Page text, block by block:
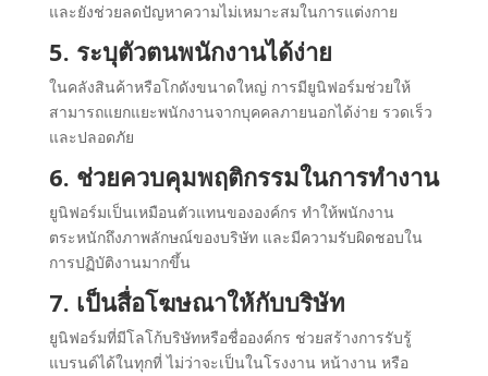
และยังช่วยลดปัญหาความไม่เหมาะสมในการแต่งกาย
5. ระบุตัวตนพนักงานได้ง่าย
ในคลังสินค้าหรือโกดังขนาดใหญ่ การมียูนิฟอร์มช่วยให้
สามารถแยกแยะพนักงานจากบุคคลภายนอกได้ง่าย รวดเร็ว
และปลอดภัย
6. ช่วยควบคุมพฤติกรรมในการทำงาน
ยูนิฟอร์มเป็นเหมือนตัวแทนขององค์กร ทำให้พนักงาน
ตระหนักถึงภาพลักษณ์ของบริษัท และมีความรับผิดชอบใน
การปฏิบัติงานมากขึ้น
7. เป็นสื่อโฆษณาให้กับบริษัท
ยูนิฟอร์มที่มีโลโก้บริษัทหรือชื่อองค์กร ช่วยสร้างการรับรู้
แบรนด์ได้ในทุกที่ ไม่ว่าจะเป็นในโรงงาน หน้างาน หรือ